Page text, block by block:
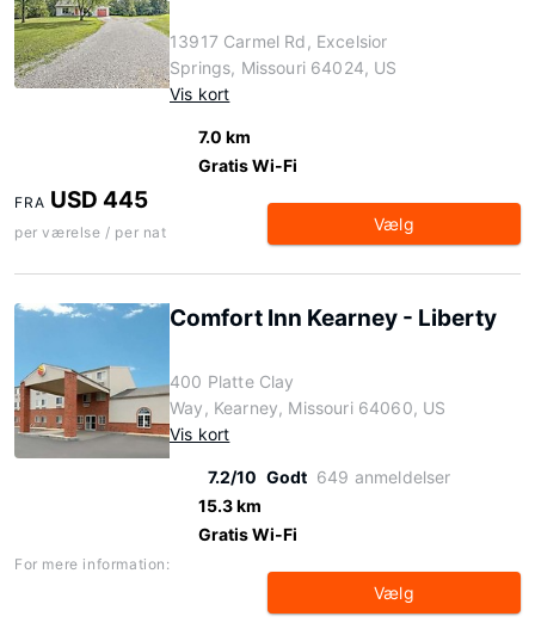
13917 Carmel Rd, Excelsior
Springs, Missouri 64024, US
Vis kort
7.0 km
Gratis Wi-Fi
FRA USD 445
per værelse / per nat Vælg
Comfort Inn Kearney - Liberty
400 Platte Clay
Way, Kearney, Missouri 64060, US
Vis kort
7.2/10 Godt 649 anmeldelser
15.3 km
Gratis Wi-Fi
For mere information:
Vælg